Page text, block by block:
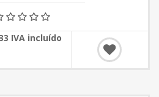
IVA incluído